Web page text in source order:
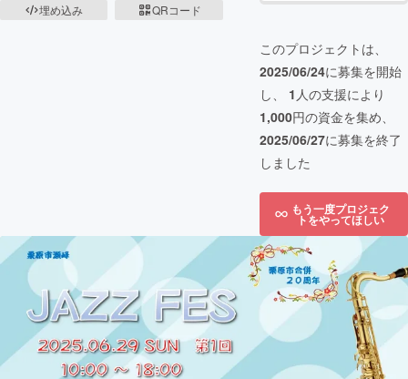
埋め込み
QRコード
このプロジェクトは、
2025/06/24に募集を開始
し、 1 人の支援により
1,000円の資金を集め、
2025/06/27に募集を終了
しました
もう一度プロジェク
トをやってほしい